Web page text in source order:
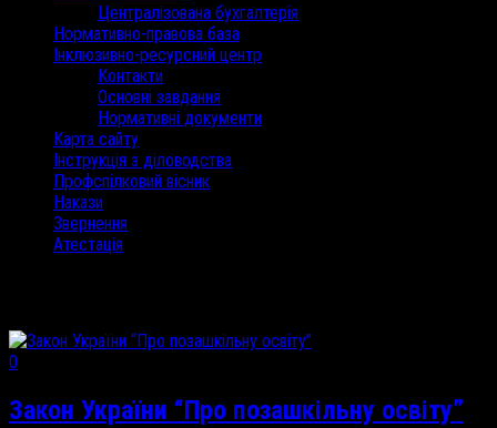
Централізована бухгалтерія
Нормативно-правова база
Інклюзивно-ресурсний центр
Контакти
Основні завдання
Нормативні документи
Карта сайту
Інструкція з діловодства
Профспілковий вісник
Накази
Звернення
Атестація
0
Закон України “Про позашкільну освіту”